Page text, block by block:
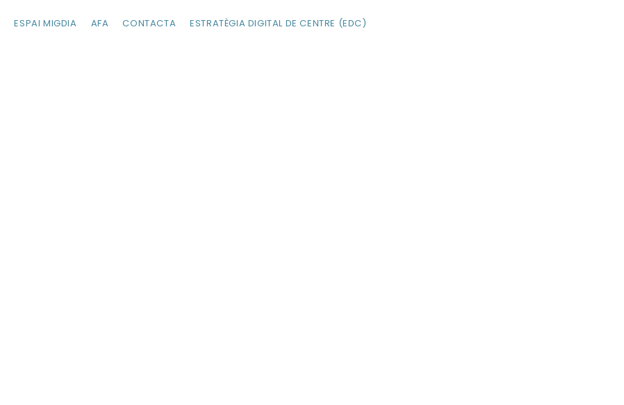
ESPAI MIGDIA AFA CONTACTA ESTRATÈGIA DIGITAL DE CENTRE (EDC)